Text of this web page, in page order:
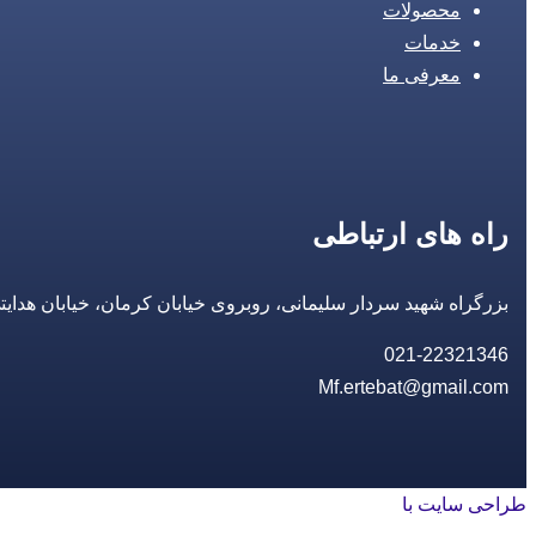
محصولات
خدمات
معرفی ما
راه های ارتباطی
بزرگراه شهید سردار سلیمانی، روبروی خیابان کرمان، خیابان هدایتی، مجتمع تجاری
021-22321346
Mf.ertebat@gmail.com
طراحی سایت با